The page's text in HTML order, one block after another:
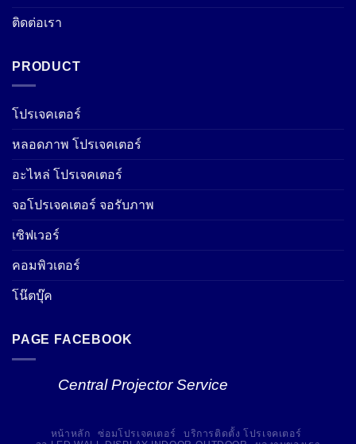
ติดต่อเรา
PRODUCT
โปรเจคเตอร์
หลอดภาพ โปรเจคเตอร์
อะไหล่ โปรเจคเตอร์
จอโปรเจคเตอร์ จอรับภาพ
เซิฟเวอร์
คอมพิวเตอร์
โน๊ตบุ๊ค
PAGE FACEBOOK
Central Projector Service
หน้าหลัก ซ่อมโปรเจคเตอร์
บริการติดตั้ง โปรเจคเตอร์